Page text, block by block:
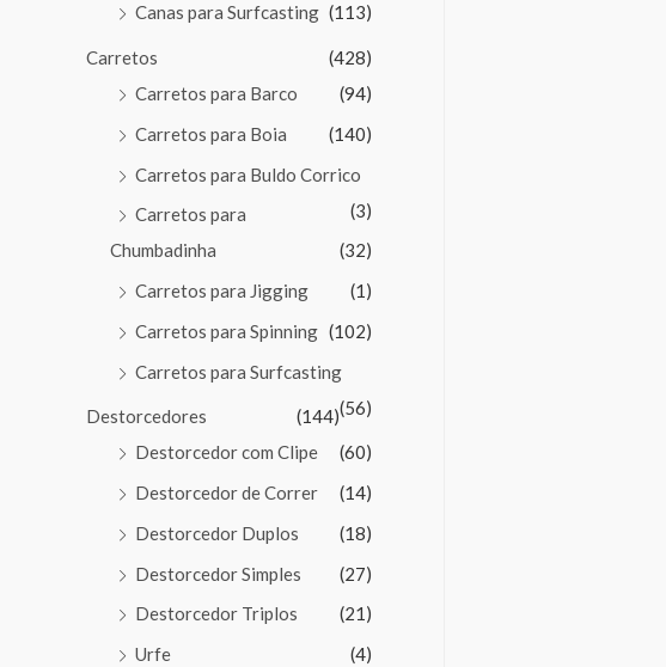
Canas para Surfcasting (113)
Carretos
(428)
Carretos para Barco
(94)
Carretos para Boia
(140)
Carretos para Buldo Corrico
(3)
Carretos para
Chumbadinha
(32)
Carretos para Jigging
(1)
Carretos para Spinning (102)
Carretos para Surfcasting
(56)
Destorcedores
(144)
Destorcedor com Clipe
(60)
Destorcedor de Correr
(14)
Destorcedor Duplos
(18)
Destorcedor Simples
(27)
Destorcedor Triplos
(21)
Urfe
(4)